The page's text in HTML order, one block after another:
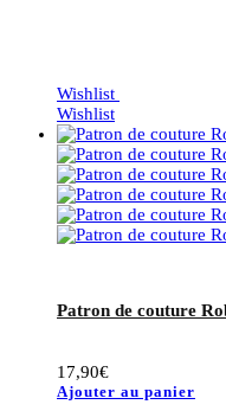
Wishlist
Wishlist
Patron de couture
17,90€
Ajouter au panier